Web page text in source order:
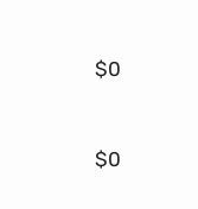
$0
$0